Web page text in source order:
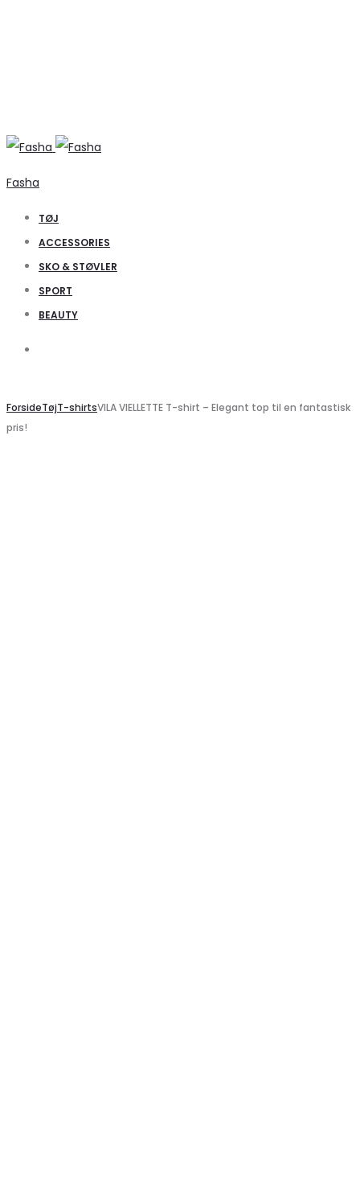
Fasha
TØJ
ACCESSORIES
SKO & STØVLER
SPORT
BEAUTY
ForsideTøjT-shirtsVILA VIELLETTE T-shirt – Elegant top til en fantastisk
pris!